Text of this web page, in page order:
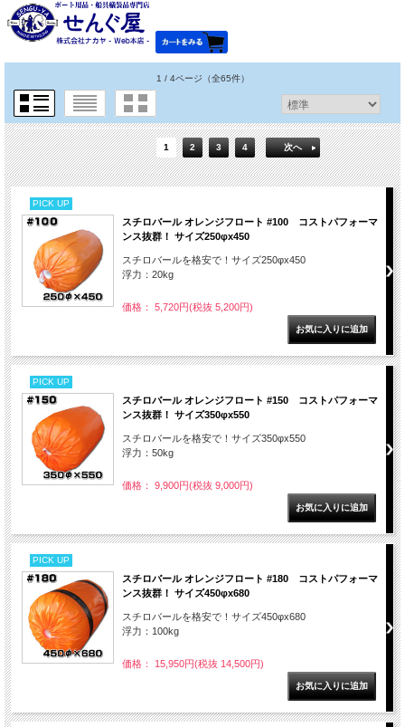
1 / 4ページ （全65件）
1 2 3 4 次へ
PICK UP
スチロバール オレンジフロート #100 コストパフォーマ
ンス抜群！ サイズ250φx450
スチロバールを格安で！サイズ250φx450
浮力：20kg
価格： 5,720円(税抜 5,200円)
PICK UP
スチロバール オレンジフロート #150 コストパフォーマ
ンス抜群！ サイズ350φx550
スチロバールを格安で！サイズ350φx550
浮力：50kg
価格： 9,900円(税抜 9,000円)
PICK UP
スチロバール オレンジフロート #180 コストパフォーマ
ンス抜群！ サイズ450φx680
スチロバールを格安で！サイズ450φx680
浮力：100kg
価格： 15,950円(税抜 14,500円)